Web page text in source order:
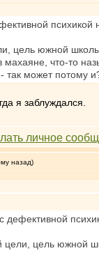
цель южной
махаяне, что-то
так может потому
я заблуждался.
назад)
дефективной
цели, цель южной